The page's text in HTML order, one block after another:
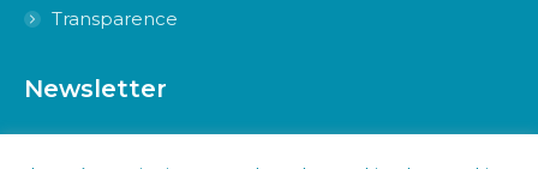
Transparence
Newsletter
Inscrivez-vous à la Newsletter pour être tenus au